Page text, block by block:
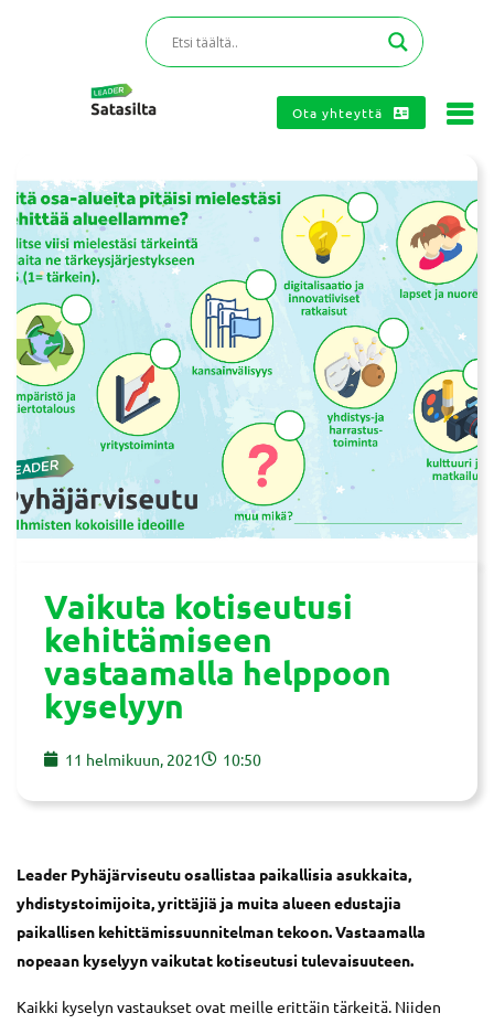
Ota yhteyttä
Vaikuta kotiseutusi
kehittämiseen
vastaamalla helppoon
kyselyyn
11 helmikuun, 2021 10:50
Leader Pyhäjärviseutu osallistaa paikallisia asukkaita,
yhdistystoimijoita, yrittäjiä ja muita alueen edustajia
paikallisen kehittämissuunnitelman tekoon. Vastaamalla
nopeaan kyselyyn vaikutat kotiseutusi tulevaisuuteen.
Kaikki kyselyn vastaukset ovat meille erittäin tärkeitä. Niiden